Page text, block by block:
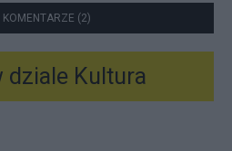
KOMENTARZE (2)
dziale Kultura